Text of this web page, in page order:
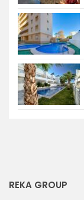
REKA GROUP